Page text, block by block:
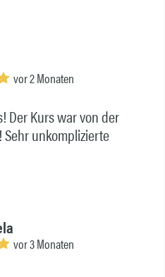
vor 2 Monaten
Der Kurs war von der
unkomplizierte
vor 3 Monaten